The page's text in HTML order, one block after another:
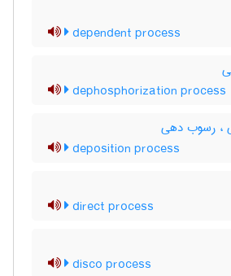
dependent process
dephosphorization process
، رسوب دهی
deposition process
direct process
disco process